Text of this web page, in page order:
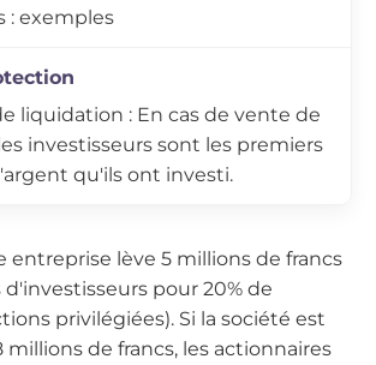
: exemples
liquidation : En cas de vente de
investisseurs sont les premiers
qu'ils ont investi.
entreprise lève 5 millions de francs
d'investisseurs pour 20% de
privilégiées). Si la société est
de francs, les actionnaires